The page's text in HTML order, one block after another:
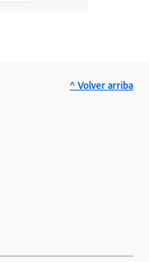
^ Volver arriba